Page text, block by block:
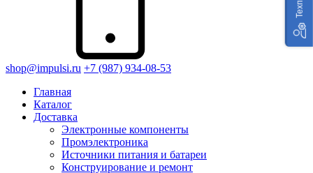
shop@impulsi.ru +7 (987) 934-08-53
Главная
Каталог
Доставка
Электронные компоненты
Промэлектроника
Источники питания и батареи
Конструирование и ремонт